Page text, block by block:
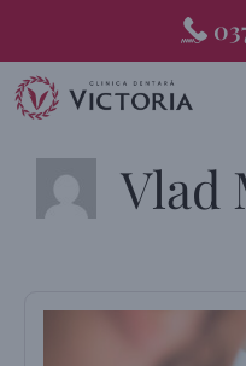
content
Vlad